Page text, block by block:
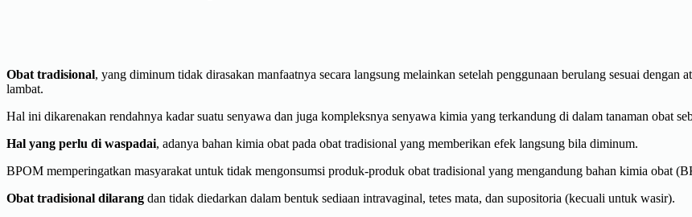
Obat tradisional, yang diminum tidak dirasakan manfaatnya secara langsung melainkan setelah penggunaan berulang sesuai
lambat.
Hal ini dikarenakan rendahnya kadar suatu senyawa dan juga kompleksnya senyawa kimia yang terkandung di dalam tanaman obat
Hal yang perlu di waspadai, adanya bahan kimia obat pada obat tradisional yang memberikan efek langsung bila diminum.
BPOM memperingatkan masyarakat untuk tidak mengonsumsi produk-produk obat tradisional yang mengandung bahan kimia obat
Obat tradisional dilarang dan tidak diedarkan dalam bentuk sediaan intravaginal, tetes mata, dan supositoria (kecuali untuk wasir).